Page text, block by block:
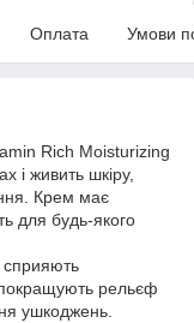
Оплата Умови
Rich Moisturizing
і живить шкіру,
Крем має
для будь-якого
сприяють
рельєф
ушкоджень.